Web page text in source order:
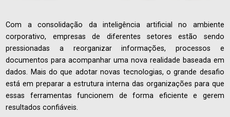
Com a consolidação da inteligência artificial no ambiente
corporativo, empresas de diferentes setores estão sendo
pressionadas a reorganizar informações, processos e
documentos para acompanhar uma nova realidade baseada em
dados. Mais do que adotar novas tecnologias, o grande desafio
está em preparar a estrutura interna das organizações para que
essas ferramentas funcionem de forma eficiente e gerem
resultados confiáveis.